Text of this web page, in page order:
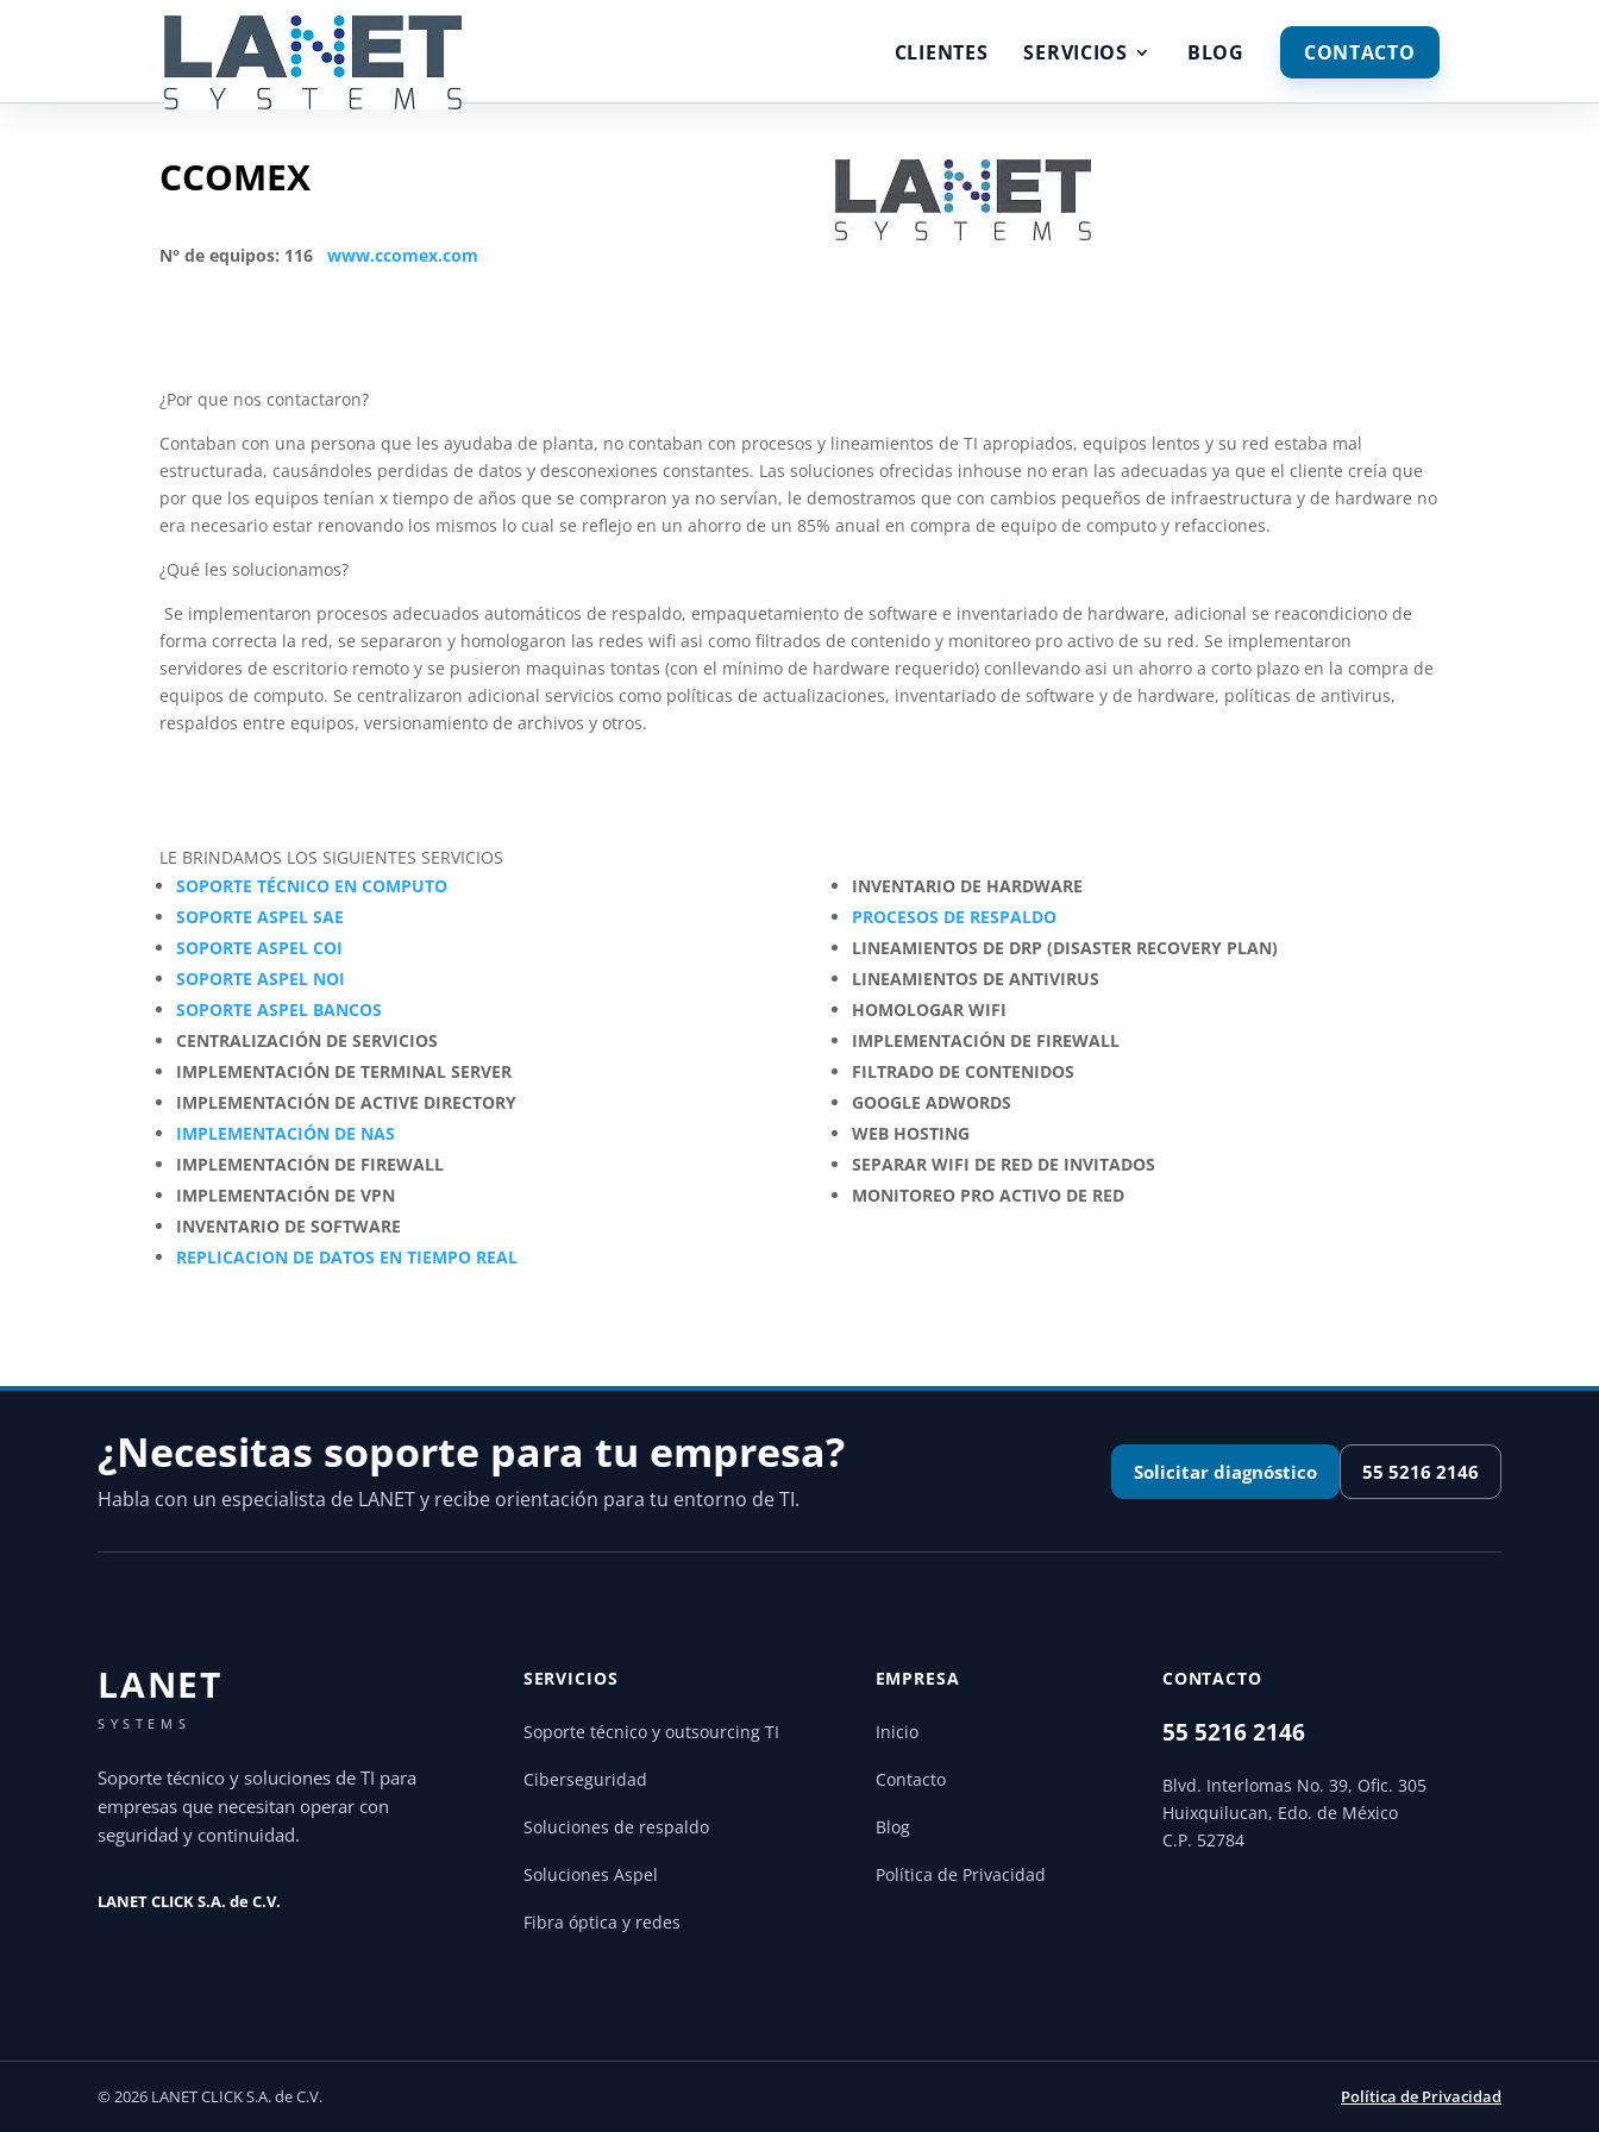
CLIENTES SERVICIOS BLOG CONTACTO
CCOMEX
N° de equipos: 116 www.ccomex.com
¿Por que nos contactaron?
Contaban con una persona que les ayudaba de planta, no contaban con procesos y lineamientos de TI apropiados, equipos lentos y su red estaba mal
estructurada, causándoles perdidas de datos y desconexiones constantes. Las soluciones ofrecidas inhouse no eran las adecuadas ya que el cliente creía que
por que los equipos tenían x tiempo de años que se compraron ya no servían, le demostramos que con cambios pequeños de infraestructura y de hardware no
era necesario estar renovando los mismos lo cual se reflejo en un ahorro de un 85% anual en compra de equipo de computo y refacciones.
¿Qué les solucionamos?
Se implementaron procesos adecuados automáticos de respaldo, empaquetamiento de software e inventariado de hardware, adicional se reacondiciono de
forma correcta la red, se separaron y homologaron las redes wifi asi como filtrados de contenido y monitoreo pro activo de su red. Se implementaron
servidores de escritorio remoto y se pusieron maquinas tontas (con el mínimo de hardware requerido) conllevando asi un ahorro a corto plazo en la compra de
equipos de computo. Se centralizaron adicional servicios como políticas de actualizaciones, inventariado de software y de hardware, políticas de antivirus,
respaldos entre equipos, versionamiento de archivos y otros.
LE BRINDAMOS LOS SIGUIENTES SERVICIOS
SOPORTE TÉCNICO EN COMPUTO
SOPORTE ASPEL SAE
SOPORTE ASPEL COI
SOPORTE ASPEL NOI
SOPORTE ASPEL BANCOS
CENTRALIZACIÓN DE SERVICIOS
IMPLEMENTACIÓN DE TERMINAL SERVER
IMPLEMENTACIÓN DE ACTIVE DIRECTORY
IMPLEMENTACIÓN DE NAS
IMPLEMENTACIÓN DE FIREWALL
IMPLEMENTACIÓN DE VPN
INVENTARIO DE SOFTWARE
REPLICACION DE DATOS EN TIEMPO REAL
INVENTARIO DE HARDWARE
PROCESOS DE RESPALDO
LINEAMIENTOS DE DRP (DISASTER RECOVERY PLAN)
LINEAMIENTOS DE ANTIVIRUS
HOMOLOGAR WIFI
IMPLEMENTACIÓN DE FIREWALL
FILTRADO DE CONTENIDOS
GOOGLE ADWORDS
WEB HOSTING
SEPARAR WIFI DE RED DE INVITADOS
MONITOREO PRO ACTIVO DE RED
¿Necesitas soporte para tu empresa?
Habla con un especialista de LANET y recibe orientación para tu entorno de TI.
Solicitar diagnóstico 55 5216 2146
LANET
SYSTEMS
Soporte técnico y soluciones de TI para
empresas que necesitan operar con
seguridad y continuidad.
LANET CLICK S.A. de C.V.
SERVICIOS
Soporte técnico y outsourcing TI
Ciberseguridad
Soluciones de respaldo
Soluciones Aspel
Fibra óptica y redes
EMPRESA
Inicio
Contacto
Blog
Política de Privacidad
CONTACTO
55 5216 2146
Blvd. Interlomas No. 39, Ofic. 305
Huixquilucan, Edo. de México
C.P. 52784
© 2026 LANET CLICK S.A. de C.V. Política de Privacidad